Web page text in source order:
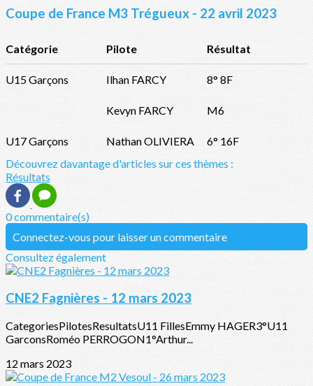
Coupe de France M3 Trégueux - 22 avril 2023
Catégorie Pilote Résultat
U15 Garçons Ilhan FARCY 8° 8F
Kevyn FARCY M6
U17 Garçons Nathan OLIVIERA
6° 16F
Découvrez davantage d'articles sur ces thèmes :
Résultats
0 commentaire(s)
Connectez-vous pour laisser un commentaire
Consultez également
CNE2 Fagnières - 12 mars 2023
CategoriesPilotesResultatsU11 FillesEmmy HAGER3°U11
GarconsRoméo PERROGON1°Arthur...
12 mars 2023